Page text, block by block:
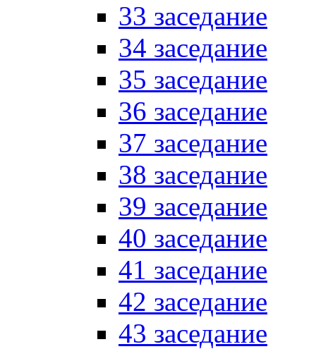
33 заседание
34 заседание
35 заседание
36 заседание
37 заседание
38 заседание
39 заседание
40 заседание
41 заседание
42 заседание
43 заседание